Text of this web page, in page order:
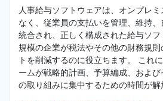
人事給与ソフトウェアは、オンプレ
なく、従業員の支払いを管理、維持
統合され、正しく構成された給与ソ
規模の企業が税法やその他の財務規
トを削減するのに役立ちます。 これ
ームが戦略的計画、予算編成、およ
の取り組みに集中するための時間が解